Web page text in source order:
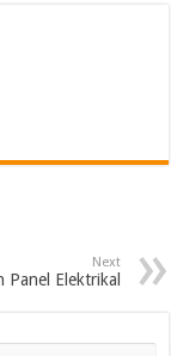
Next
Panel Elektrikal